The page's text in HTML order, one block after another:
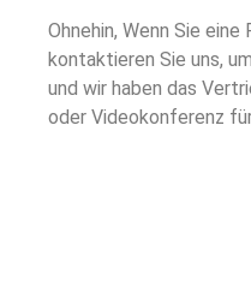
Ohnehin, Wenn Sie
kontaktieren Sie uns,
und wir haben das
oder Videokonferenz